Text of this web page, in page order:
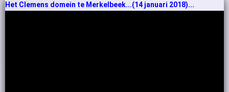
Het Clemens domein te Merkelbeek...(14 januari 2018)...